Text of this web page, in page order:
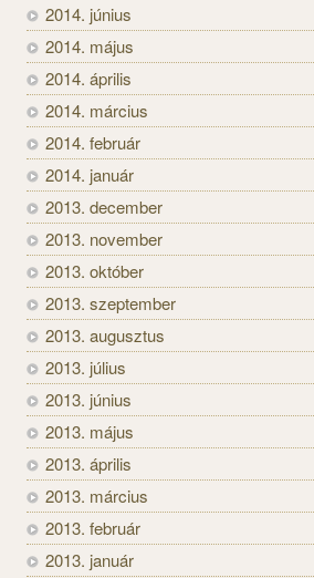
2014. június
2014. május
2014. április
2014. március
2014. február
2014. január
2013. december
2013. november
2013. október
2013. szeptember
2013. augusztus
2013. július
2013. június
2013. május
2013. április
2013. március
2013. február
2013. január